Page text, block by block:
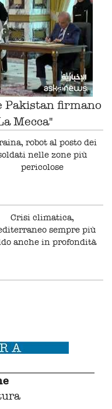
Pakistan firmano
Mecca"
robot al posto dei
nelle zone più
pericolose
Crisi climatica,
sempre più
anche in profondità